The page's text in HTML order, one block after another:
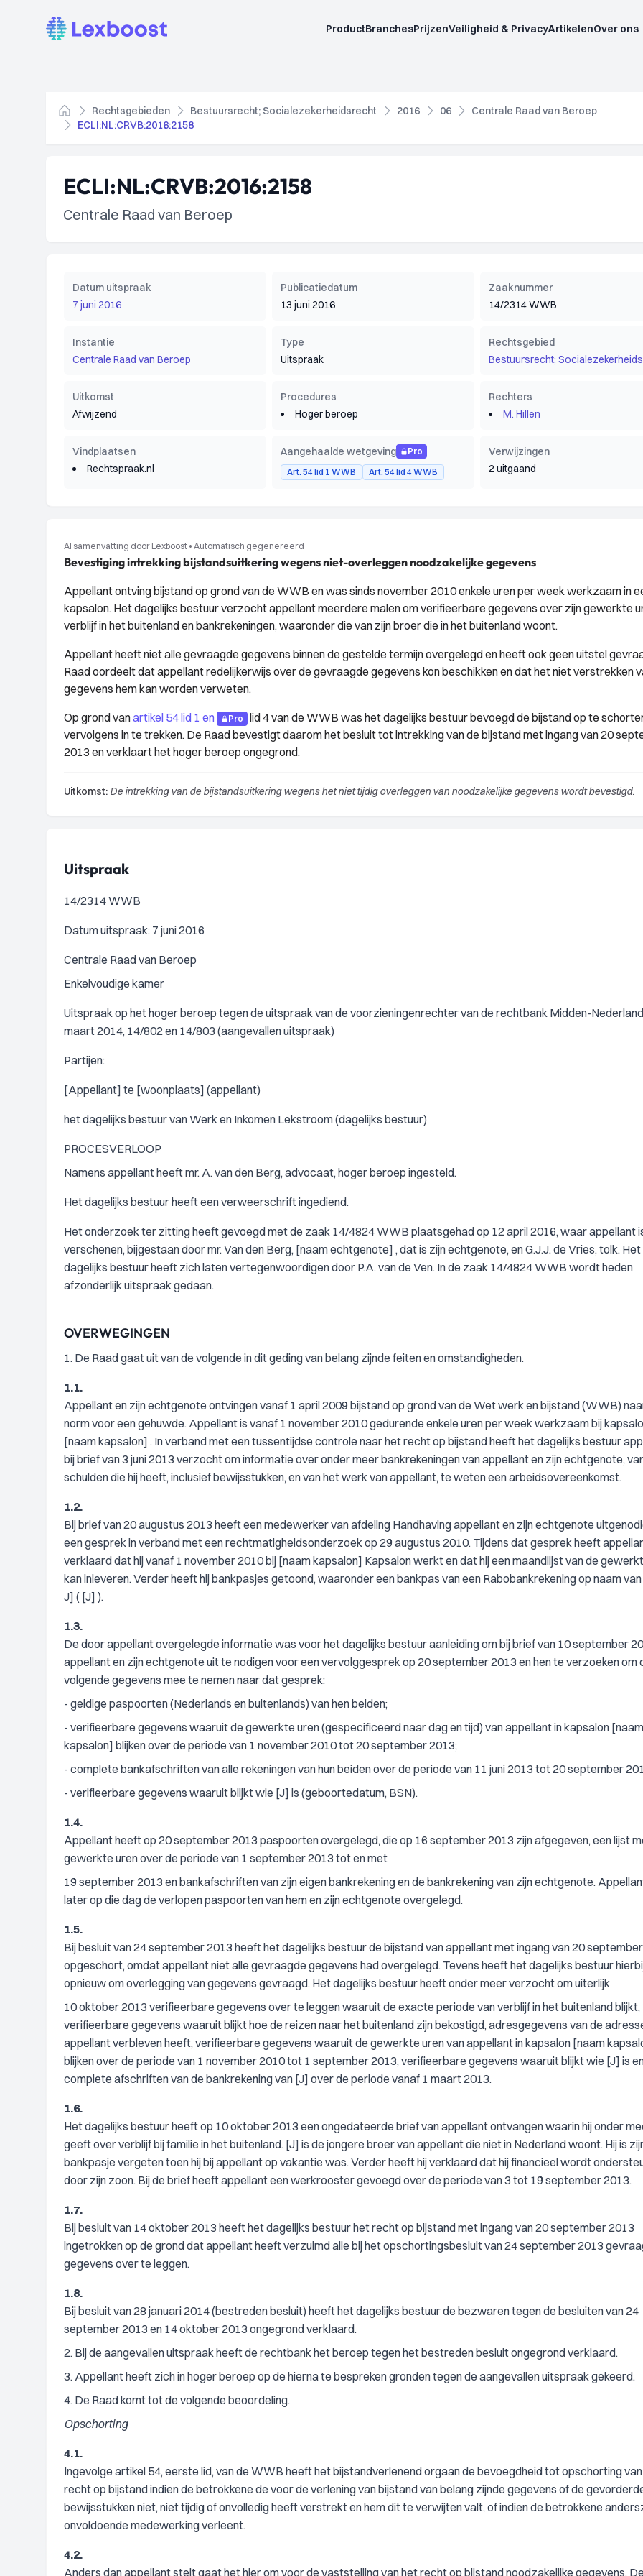
Lexboost ProductBranchesPrijzenVeiligheid & PrivacyArtikelenOver ons
Home
Rechtsgebieden Bestuursrecht; Socialezekerheidsrecht 2016 06
Centrale Raad van Beroep
ECLI:NL:CRVB:2016:2158
ECLI:NL:CRVB:2016:2158
Centrale Raad van Beroep
Datum uitspraak
7 juni 2016
Publicatiedatum
13 juni 2016
Zaaknummer
14/2314 WWB
Instantie
Centrale Raad van Beroep
Type
Uitspraak
Rechtsgebied
Bestuursrecht;
Uitkomst
Afwijzend
Procedures
Hoger beroep
Rechters
M. Hillen
Vindplaatsen
Rechtspraak.nl
Aangehaalde wetgeving
Pro
Art. 54 lid 1 WWB
Art. 54 lid 4 WWB
Verwijzingen
2 uitgaand
AI samenvatting door Lexboost • Automatisch gegenereerd
Bevestiging intrekking bijstandsuitkering wegens niet-overleggen noodzakelijke gegevens
Appellant ontving bijstand op grond van de WWB en was sinds november 2010 enkele uren per week werkzaam in
kapsalon. Het dagelijks bestuur verzocht appellant meerdere malen om verifieerbare gegevens over zijn gewerkte
verblijf in het buitenland en bankrekeningen, waaronder die van zijn broer die in het buitenland woont.
Appellant heeft niet alle gevraagde gegevens binnen de gestelde termijn overgelegd en heeft ook geen uitstel
Raad oordeelt dat appellant redelijkerwijs over de gevraagde gegevens kon beschikken en dat het niet verstrekken
gegevens hem kan worden verweten.
Op grond vanartikel 54 lid 1 en Pro
lid 4 van de WWB was het dagelijks bestuur bevoegd de bijstand op te
vervolgens in te trekken. De Raad bevestigt daarom het besluit tot intrekking van de bijstand met ingang van 20
2013 en verklaart het hoger beroep ongegrond.
Uitkomst: De intrekking van de bijstandsuitkering wegens het niet tijdig overleggen van noodzakelijke gegevens wordt bevestigd.
Uitspraak
14/2314 WWB
Datum uitspraak: 7 juni 2016
Centrale Raad van Beroep
Enkelvoudige kamer
Uitspraak op het hoger beroep tegen de uitspraak van de voorzieningenrechter van de rechtbank Midden-
maart 2014, 14/802 en 14/803 (aangevallen uitspraak)
Partijen:
[Appellant] te [woonplaats] (appellant)
het dagelijks bestuur van Werk en Inkomen Lekstroom (dagelijks bestuur)
PROCESVERLOOP
Namens appellant heeft mr. A. van den Berg, advocaat, hoger beroep ingesteld.
Het dagelijks bestuur heeft een verweerschrift ingediend.
Het onderzoek ter zitting heeft gevoegd met de zaak 14/4824 WWB plaatsgehad op 12 april 2016, waar appellant
verschenen, bijgestaan door mr. Van den Berg, [naam echtgenote] , dat is zijn echtgenote, en G.J.J. de Vries, tolk. Het
dagelijks bestuur heeft zich laten vertegenwoordigen door P.A. van de Ven. In de zaak 14/4824 WWB wordt heden
afzonderlijk uitspraak gedaan.
OVERWEGINGEN
1. De Raad gaat uit van de volgende in dit geding van belang zijnde feiten en omstandigheden.
1.1.
Appellant en zijn echtgenote ontvingen vanaf 1 april 2009 bijstand op grond van de Wet werk en bijstand (WWB)
norm voor een gehuwde. Appellant is vanaf 1 november 2010 gedurende enkele uren per week werkzaam bij
[naam kapsalon] . In verband met een tussentijdse controle naar het recht op bijstand heeft het dagelijks bestuur
bij brief van 3 juni 2013 verzocht om informatie over onder meer bankrekeningen van appellant en zijn echtgenote,
schulden die hij heeft, inclusief bewijsstukken, en van het werk van appellant, te weten een arbeidsovereenkomst.
1.2.
Bij brief van 20 augustus 2013 heeft een medewerker van afdeling Handhaving appellant en zijn echtgenote
een gesprek in verband met een rechtmatigheidsonderzoek op 29 augustus 2010. Tijdens dat gesprek heeft
verklaard dat hij vanaf 1 november 2010 bij [naam kapsalon] Kapsalon werkt en dat hij een maandlijst van de
kan inleveren. Verder heeft hij bankpasjes getoond, waaronder een bankpas van een Rabobankrekening op naam
J] ( [J] ).
1.3.
De door appellant overgelegde informatie was voor het dagelijks bestuur aanleiding om bij brief van 10 september
appellant en zijn echtgenote uit te nodigen voor een vervolggesprek op 20 september 2013 en hen te verzoeken om
volgende gegevens mee te nemen naar dat gesprek:
- geldige paspoorten (Nederlands en buitenlands) van hen beiden;
- verifieerbare gegevens waaruit de gewerkte uren (gespecificeerd naar dag en tijd) van appellant in kapsalon [naam
kapsalon] blijken over de periode van 1 november 2010 tot 20 september 2013;
- complete bankafschriften van alle rekeningen van hun beiden over de periode van 11 juni 2013 tot 20 september
- verifieerbare gegevens waaruit blijkt wie [J] is (geboortedatum, BSN).
1.4.
Appellant heeft op 20 september 2013 paspoorten overgelegd, die op 16 september 2013 zijn afgegeven, een lijst
gewerkte uren over de periode van 1 september 2013 tot en met
19 september 2013 en bankafschriften van zijn eigen bankrekening en de bankrekening van zijn echtgenote.
later op die dag de verlopen paspoorten van hem en zijn echtgenote overgelegd.
1.5.
Bij besluit van 24 september 2013 heeft het dagelijks bestuur de bijstand van appellant met ingang van 20
opgeschort, omdat appellant niet alle gevraagde gegevens had overgelegd. Tevens heeft het dagelijks bestuur
opnieuw om overlegging van gegevens gevraagd. Het dagelijks bestuur heeft onder meer verzocht om uiterlijk
10 oktober 2013 verifieerbare gegevens over te leggen waaruit de exacte periode van verblijf in het buitenland blijkt,
verifieerbare gegevens waaruit blijkt hoe de reizen naar het buitenland zijn bekostigd, adresgegevens van de
appellant verbleven heeft, verifieerbare gegevens waaruit de gewerkte uren van appellant in kapsalon [naam
blijken over de periode van 1 november 2010 tot 1 september 2013, verifieerbare gegevens waaruit blijkt wie [J] is
complete afschriften van de bankrekening van [J] over de periode vanaf 1 maart 2013.
1.6.
Het dagelijks bestuur heeft op 10 oktober 2013 een ongedateerde brief van appellant ontvangen waarin hij onder
geeft over verblijf bij familie in het buitenland. [J] is de jongere broer van appellant die niet in Nederland woont. Hij is
bankpasje vergeten toen hij bij appellant op vakantie was. Verder heeft hij verklaard dat hij financieel wordt
door zijn zoon. Bij de brief heeft appellant een werkrooster gevoegd over de periode van 3 tot 19 september 2013.
1.7.
Bij besluit van 14 oktober 2013 heeft het dagelijks bestuur het recht op bijstand met ingang van 20 september 2013
ingetrokken op de grond dat appellant heeft verzuimd alle bij het opschortingsbesluit van 24 september 2013
gegevens over te leggen.
1.8.
Bij besluit van 28 januari 2014 (bestreden besluit) heeft het dagelijks bestuur de bezwaren tegen de besluiten van 24
september 2013 en 14 oktober 2013 ongegrond verklaard.
2. Bij de aangevallen uitspraak heeft de rechtbank het beroep tegen het bestreden besluit ongegrond verklaard.
3. Appellant heeft zich in hoger beroep op de hierna te bespreken gronden tegen de aangevallen uitspraak gekeerd.
4. De Raad komt tot de volgende beoordeling.
Opschorting
4.1.
Ingevolge artikel 54, eerste lid, van de WWB heeft het bijstandverlenend orgaan de bevoegdheid tot opschorting
recht op bijstand indien de betrokkene de voor de verlening van bijstand van belang zijnde gegevens of de
bewijsstukken niet, niet tijdig of onvolledig heeft verstrekt en hem dit te verwijten valt, of indien de betrokkene
onvoldoende medewerking verleent.
4.2.
Anders dan appellant stelt gaat het hier om voor de vaststelling van het recht op bijstand noodzakelijke gegevens. De